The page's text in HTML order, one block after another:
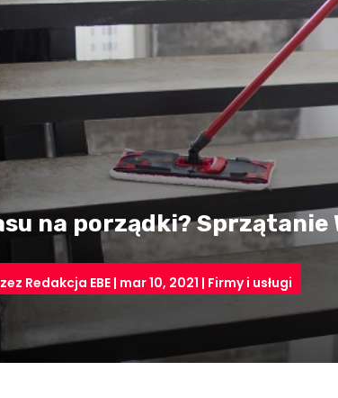
na porządki? Sprzątanie
Redakcja EBE| mar 10, 2021 | Firmy i usługi